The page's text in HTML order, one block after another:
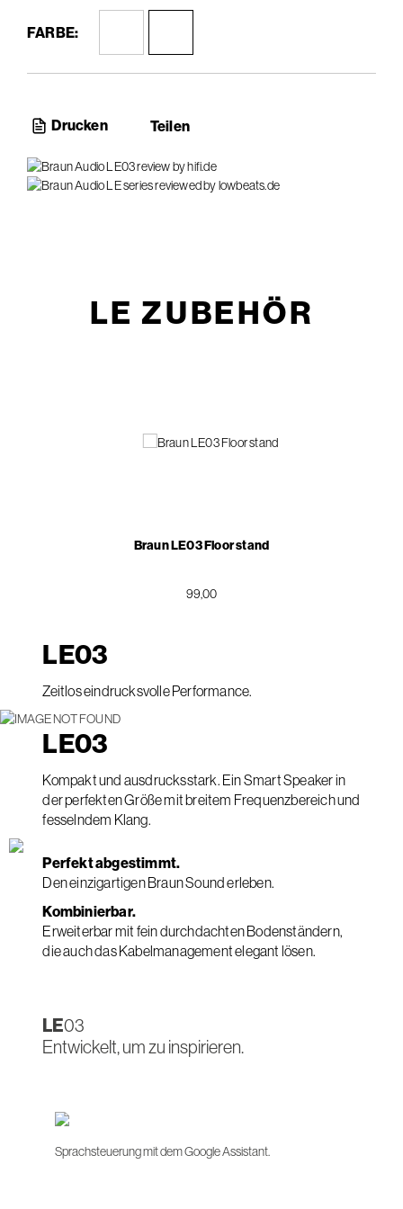
FARBE:
Drucken Teilen
LE ZUBEHÖR
Braun LE03 Floor stand
99,00
LE03
Zeitlos eindrucksvolle Performance.
LE03
Kompakt und ausdrucksstark. Ein Smart Speaker in
der perfekten Größe mit breitem Frequenzbereich und
fesselndem Klang.
Perfekt abgestimmt.
Den einzigartigen Braun Sound erleben.
Kombinierbar.
Erweiterbar mit fein durchdachten Bodenständern,
die auch das Kabelmanagement elegant lösen.
LE03
Entwickelt, um zu inspirieren.
Sprachsteuerung mit dem Google Assistant.